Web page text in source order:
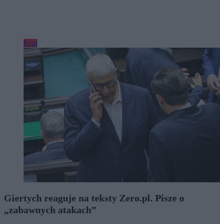
Kraj
Giertych reaguje na teksty Zero.pl. Pisze o
„zabawnych atakach”